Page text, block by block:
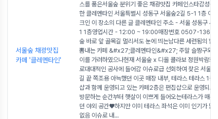
서울숲 채광맛집
카페 '클레멘타인'
스를 품은서울숲 분위기 좋은 채광맛집 카페인스타감성샷
한 클레멘타인 서울특별시 성동구 서울숲2길 5-1 1층 이
크인 이 장소의 다른 글 클레멘타인 주소 - 서울 성동구
1 1층영업시간 - 12:00 ~ 19:00매장번호 0507-1367-
숲 바로 앞 골목길 멀리서도 눈에 띄는남다른 세련됨의 힙
뽐내는 카페 &#x27;클레멘타인&#x27; 주말 슬짱구와
이를 가려하였으나현재 서울숲 x 디올 콜라보 정원박람회
로대대적인 공사에 들어감 이슈로급 선회하여 찾은 서울
길 끝 쪽조용 아늑했던 이곳 매장 내부, 테라스 테라스 1층
샵과 함께 운영되고 있는 카페2층은 편집샵으로 운영되고
방문하는 순간부터 햇살이 이쁘게 들어오는테라스가 매우
던 야외 공간♥하지만 이미 테라스 좌석은 이미 인기가 많
없음 이슈로 내 ...